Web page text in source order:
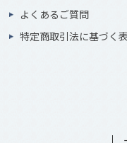
よくあるご質問
特定商取引法に基づく